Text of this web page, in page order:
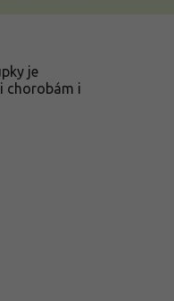
je
chorobám i